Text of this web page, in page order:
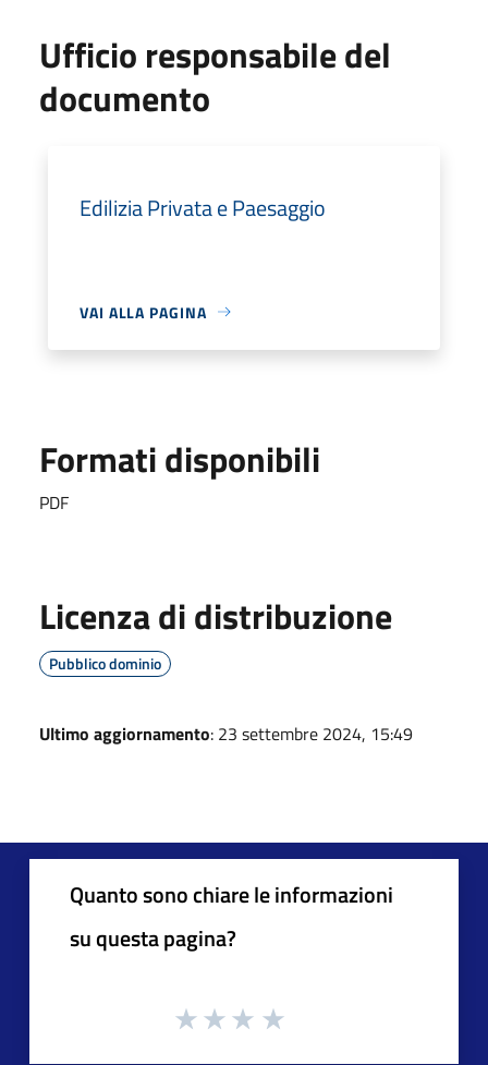
Ufficio responsabile del
documento
Edilizia Privata e Paesaggio
VAI ALLA PAGINA
Formati disponibili
PDF
Licenza di distribuzione
Pubblico dominio
Ultimo aggiornamento: 23 settembre 2024, 15:49
Quanto sono chiare le informazioni
su questa pagina?